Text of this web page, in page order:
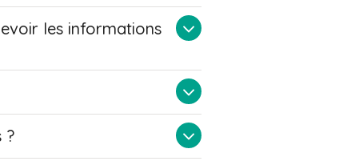
les informations
?